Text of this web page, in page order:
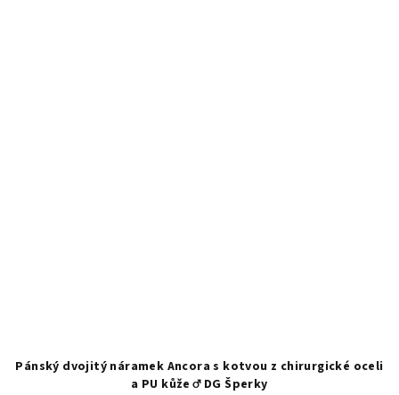
Pánský dvojitý náramek Ancora s kotvou z chirurgické oceli
a PU kůže ♂️ DG Šperky